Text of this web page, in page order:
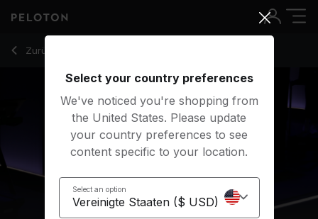
Zurück zu Laufkurse
Zurück
Select your country preferences
We've noticed you're shopping from
the United States. Please update
your country preferences to see
content specific to your location.
Select an option